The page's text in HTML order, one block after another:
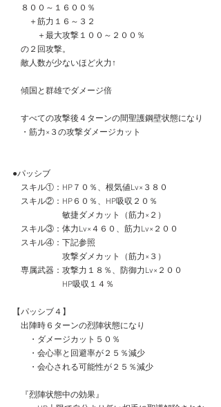
８００～１６００％
＋筋力１６～３２
＋最大攻撃１００～２００％
の２回攻撃。
敵人数が少ないほど火力↑
傾国と群雄でダメージ倍
すべての攻撃後４ターンの間聖護鋼壁状態になり
・筋力×３の攻撃ダメージカット
●パッシブ
スキル①：HP７０％、根気値Lv×３８０
スキル②：HP６０％、HP吸収２０％
敏捷ダメカット（筋力×２）
スキル③：体力Lv×４６０、筋力Lv×２００
スキル④：下記参照
攻撃ダメカット（筋力×３）
専属武器：攻撃力１８％、防御力Lv×２００
HP吸収１４％
【パッシブ４】
出陣時６ターンの烈陣状態になり
・ダメージカット５０％
・会心率と回避率が２５％減少
・会心される可能性が２５％減少
『烈陣状態中の効果』